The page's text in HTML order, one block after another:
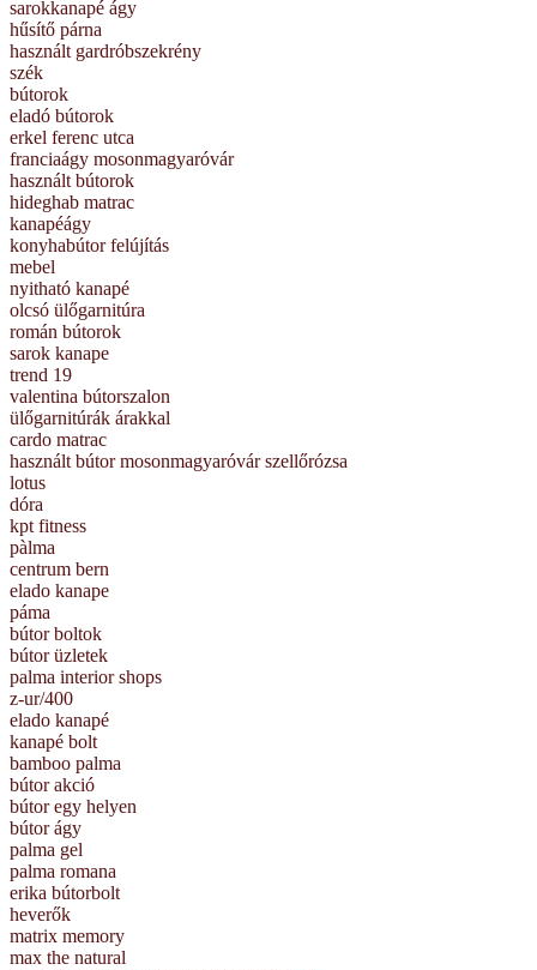
sarokkanapé ágy
hűsítő párna
használt gardróbszekrény
szék
bútorok
eladó bútorok
erkel ferenc utca
franciaágy mosonmagyaróvár
használt bútorok
hideghab matrac
kanapéágy
konyhabútor felújítás
mebel
nyitható kanapé
olcsó ülőgarnitúra
román bútorok
sarok kanape
trend 19
valentina bútorszalon
ülőgarnitúrák árakkal
cardo matrac
használt bútor mosonmagyaróvár szellőrózsa
lotus
dóra
kpt fitness
pàlma
centrum bern
elado kanape
páma
bútor boltok
bútor üzletek
palma interior shops
z-ur/400
elado kanapé
kanapé bolt
bamboo palma
bútor akció
bútor egy helyen
bútor ágy
palma gel
palma romana
erika bútorbolt
heverők
matrix memory
max the natural